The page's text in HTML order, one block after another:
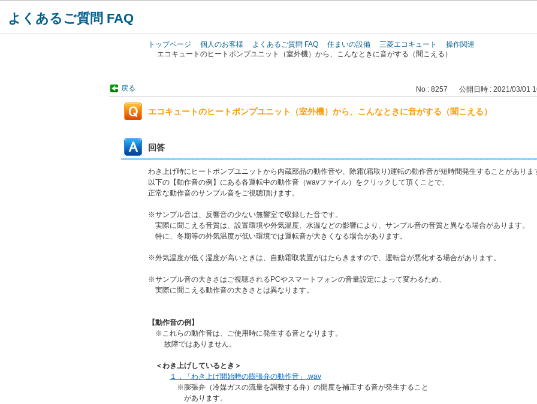
よくあるご質問 FAQ
トップページ 個人のお客様 よくあるご質問 FAQ 住まいの設備 三菱エコキュート
操作関連
エコキュートのヒートポンプユニット（室外機）から、こんなときに音がする（聞こえる）
戻る No : 8257 公開日時 : 2021/03/01
エコキュートのヒートポンプユニット（室外機）から、こんなときに音がする（聞こえる）
回答
わき上げ時にヒートポンプユニットから内蔵部品の動作音や、除霜(霜取り)運転の動作音が短時間発生することがありま
以下の【動作音の例】にある各運転中の動作音（wavファイル）をクリックして頂くことで、
正常な動作音のサンプル音をご視聴頂けます。
※サンプル音は、反響音の少ない無響室で収録した音です。
実際に聞こえる音質は、設置環境や外気温度、水温などの影響により、サンプル音の音質と異なる場合があります。
特に、冬期等の外気温度が低い環境では運転音が大きくなる場合があります。
※外気温度が低く湿度が高いときは、自動霜取装置がはたらきますので、運転音が悪化する場合があります。
※サンプル音の大きさはご視聴されるPCやスマートフォンの音量設定によって変わるため、
実際に聞こえる動作音の大きさとは異なります。
【動作音の例】
※これらの動作音は、ご使用時に発生する音となります。
故障ではありません。
＜わき上げしているとき＞
１．「わき上げ開始時の膨張弁の動作音」.wav
※膨張弁（冷媒ガスの流量を調整する弁）の開度を補正する音が発生すること
があります。